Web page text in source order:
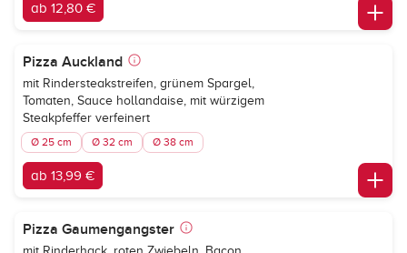
ab 12,80 €
Pizza Auckland
mit Rindersteakstreifen, grünem Spargel,
Tomaten, Sauce hollandaise, mit würzigem
Steakpfeffer verfeinert
Ø 25 cm Ø 32 cm Ø 38 cm
ab 13,99 €
Pizza Gaumengangster